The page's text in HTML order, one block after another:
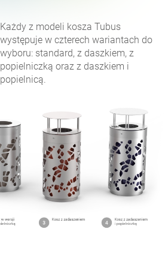
Każdy z modeli kosza Tubus
występuje w czterech wariantach do
wyboru: standard, z daszkiem, z
popielniczką oraz z daszkiem i
popielnicą.